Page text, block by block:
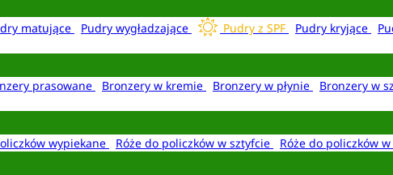
matujące Pudry wygładzające Pudry z SPF Pudry kryjące
prasowane Bronzery w kremie Bronzery w płynie Bronzery w
wypiekane Róże do policzków w sztyfcie Róże do policzków